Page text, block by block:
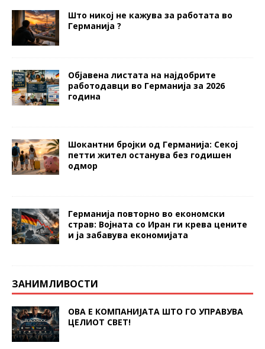
Што никој не кажува за работата во
Германија ?
Објавена листата на најдобрите
работодавци во Германија за 2026
година
Шокантни бројки од Германија: Секој
петти жител останува без годишен
одмор
Германија повторно во економски
страв: Војната со Иран ги крева цените
и ја забавува економијата
ЗАНИМЛИВОСТИ
ОВА Е КОМПАНИЈАТА ШТО ГО УПРАВУВА
ЦЕЛИОТ СВЕТ!